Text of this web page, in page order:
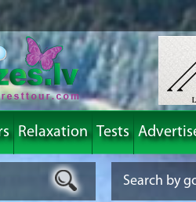
Relaxation Tests